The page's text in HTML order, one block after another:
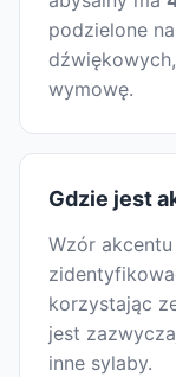
podzielone
wymowę.
Gdzie jest
Wzór
korzystając
jest
inne sylaby.